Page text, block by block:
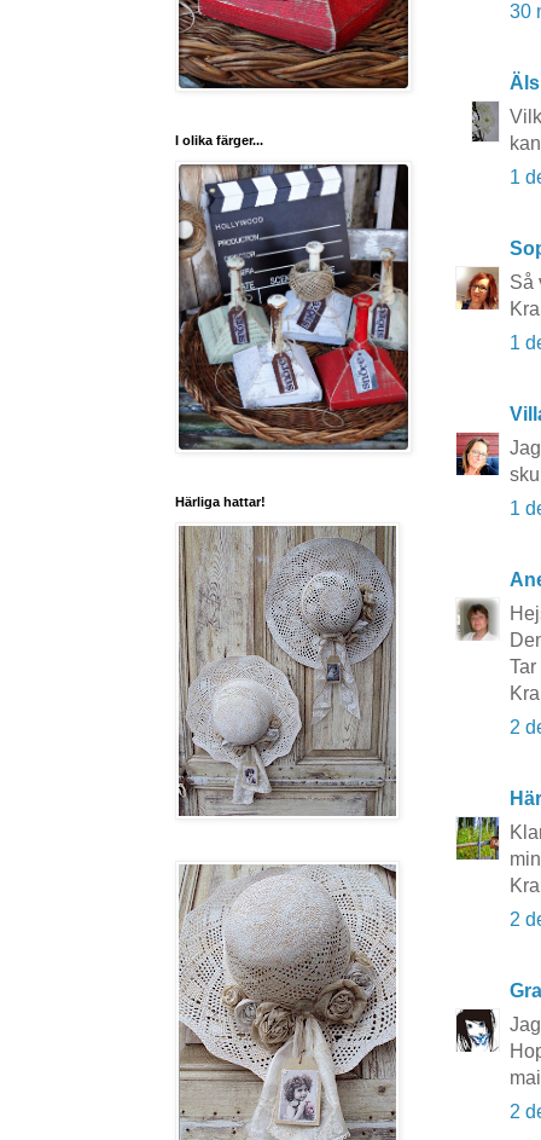
30
1
Så
1
1
2
2
2
I olika färger...
Härliga hattar!